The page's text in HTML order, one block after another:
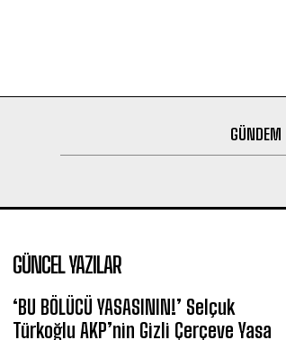
GÜNDEM
GÜNCEL YAZILAR
‘BU BÖLÜCÜ YASASININ!’ Selçuk
Türkoğlu AKP’nin Gizli Çerçeve Yasa